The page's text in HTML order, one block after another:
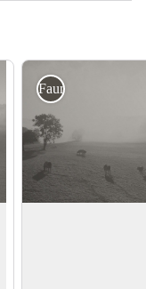
Faune